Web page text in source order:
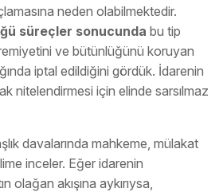
neden olabilmektedir.
süreçler sonucunda bu tip
ve bütünlüğünü koruyan
iptal edildiğini gördük. İdarenin
nitelendirmesi için elinde sarsılmaz
davalarında mahkeme, mülakat
inceler. Eğer idarenin
olağan akışına aykırıysa,